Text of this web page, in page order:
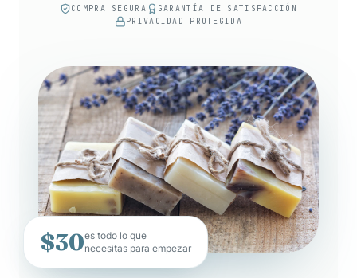
COMPRA SEGURA
GARANTÍA DE SATISFACCIÓN
PRIVACIDAD PROTEGIDA
$30es todo lo que
necesitas para empezar